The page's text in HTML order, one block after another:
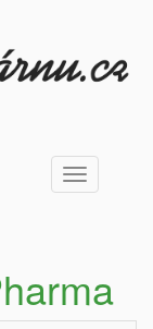
Toggle
navigation